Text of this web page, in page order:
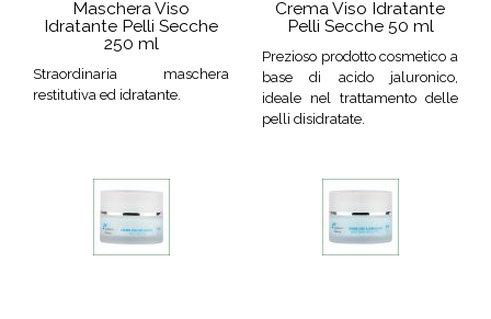
Maschera Viso
Idratante Pelli Secche
250 ml
Straordinaria maschera
restitutiva ed idratante.
Crema Viso Idratante
Pelli Secche 50 ml
Prezioso prodotto cosmetico a
base di acido jaluronico,
ideale nel trattamento delle
pelli disidratate.